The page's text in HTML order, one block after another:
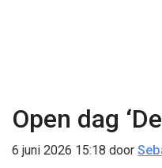
Open dag
6 juni 2026 15:18 door